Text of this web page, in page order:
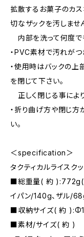
拡散するお菓子のカス
切なザックを汚しませ
内部を洗って何度で
・PVC素材で汚れがつ
・使用時はバックの上
を閉じて下さい。
正しく閉じる事によ
・折り曲げ方や閉じ
い。
＜specification＞
タクティカルライスク
■総重量( 約 ):772g(
イパン/140g、ザル/
■収納サイズ( 約
■素材/サイズ( 約 )